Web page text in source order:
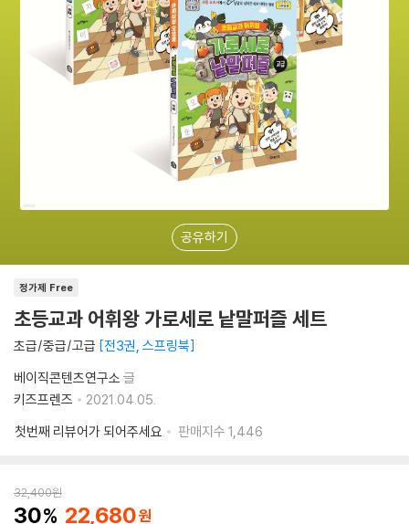
공유하기
정가제 Free
초등교과 어휘왕 가로세로 낱말퍼즐 세트
초급/중급/고급 전3권, 스프링북
베이직콘텐츠연구소 글
키즈프렌즈
2021.04.05.
첫번째 리뷰어가 되어주세요
판매지수 1,446
32,400원
30 22,680